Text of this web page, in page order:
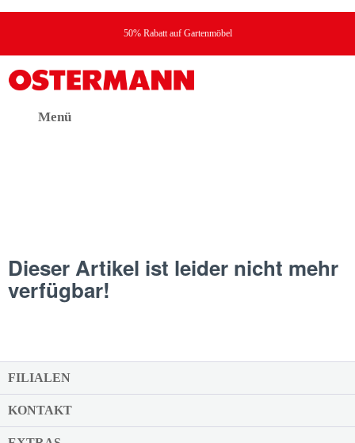
50% Rabatt auf Gartenmöbel
Menü
Dieser Artikel ist leider nicht mehr
verfügbar!
FILIALEN
KONTAKT